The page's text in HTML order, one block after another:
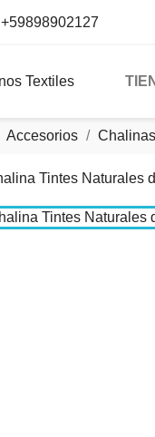
+59898902127
Accesorios